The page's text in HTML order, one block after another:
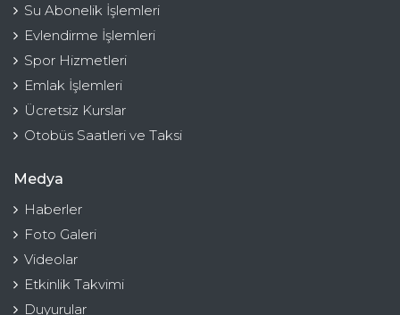
Su Abonelik İşlemleri
Evlendirme İşlemleri
Spor Hizmetleri
Emlak İşlemleri
Ücretsiz Kurslar
Otobüs Saatleri ve Taksi
Medya
Haberler
Foto Galeri
Videolar
Etkinlik Takvimi
Duyurular